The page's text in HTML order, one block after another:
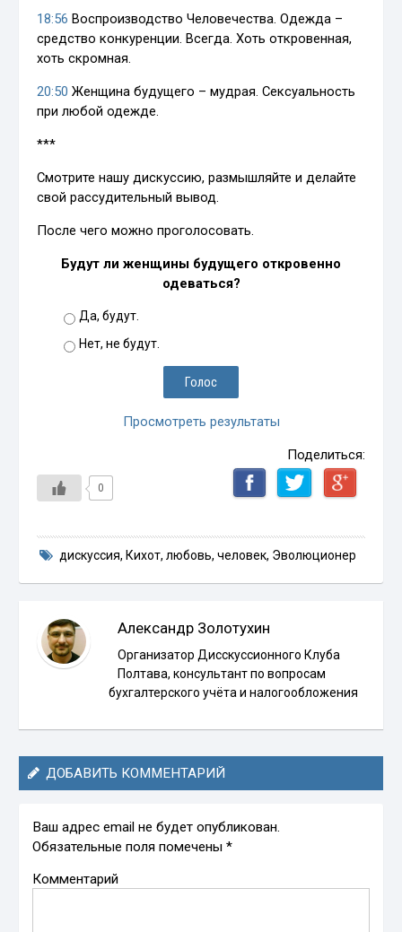
18:56 Воспроизводство Человечества. Одежда –
средство конкуренции. Всегда. Хоть откровенная,
хоть скромная.
20:50 Женщина будущего – мудрая. Сексуальность
при любой одежде.
***
Смотрите нашу дискуссию, размышляйте и делайте
свой рассудительный вывод.
После чего можно проголосовать.
Будут ли женщины будущего откровенно
одеваться?
Да, будут.
Нет, не будут.
Просмотреть результаты
Поделиться:
0
дискуссия, Кихот, любовь, человек, Эволюционер
Александр Золотухин
Организатор Дисскуссионного Клуба
Полтава, консультант по вопросам
бухгалтерского учёта и налогообложения
ДОБАВИТЬ КОММЕНТАРИЙ
Ваш адрес email не будет опубликован.
Обязательные поля помечены*
Комментарий